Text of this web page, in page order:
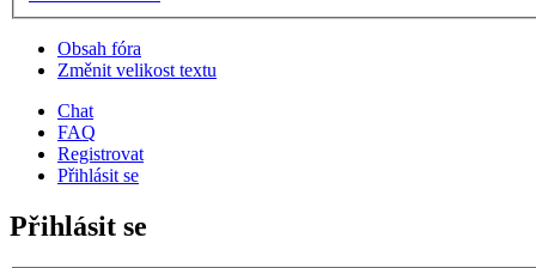
Obsah fóra
Změnit velikost textu
Chat
FAQ
Registrovat
Přihlásit se
Přihlásit se